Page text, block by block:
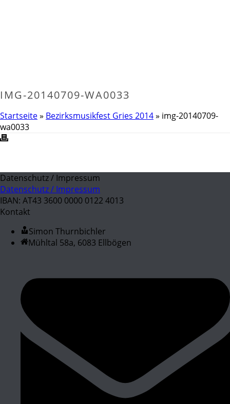
IMG-20140709-WA0033
Startseite» Bezirksmusikfest Gries 2014» img-20140709-
wa0033
Datenschutz / Impressum
Datenschutz / Impressum
IBAN: AT43 3600 0000 0122 4013
Kontakt
Simon Thurnbichler
Mühltal 58a, 6083 Ellbögen